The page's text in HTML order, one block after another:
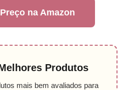
na Amazon
Produtos
mais bem avaliados para